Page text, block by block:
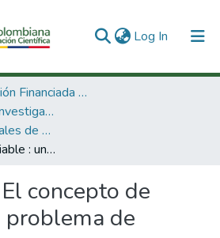
Log In (current)
1. Investigación Financiada con Recursos Públicos
1.1 Productos de investigación
1.1.1. Informes Finales de Proyectos de Investigación
El concepto de variable : un problema de lenguaje
El concepto de
de